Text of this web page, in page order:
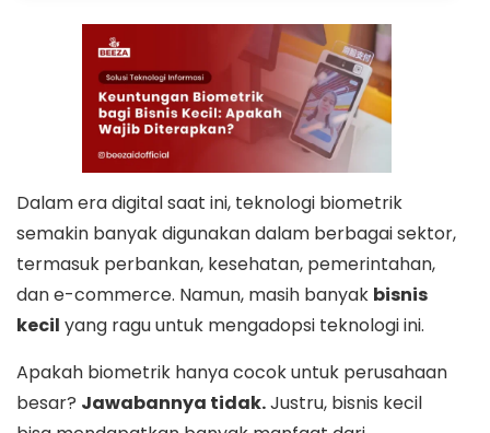
Dalam era digital saat ini, teknologi biometrik
semakin banyak digunakan dalam berbagai sektor,
termasuk perbankan, kesehatan, pemerintahan,
dan e-commerce. Namun, masih banyak bisnis
kecil yang ragu untuk mengadopsi teknologi ini.
Apakah biometrik hanya cocok untuk perusahaan
besar? Jawabannya tidak.Justru, bisnis kecil